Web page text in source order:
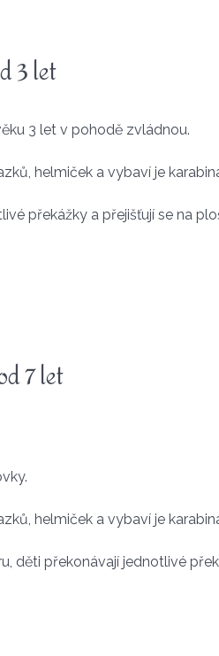
3 let
3 let v pohodě zvládnou.
helmiček a vybaví je
překážky a přejišťují se na
7 let
helmiček a vybaví je
děti překonávají jednotlivé